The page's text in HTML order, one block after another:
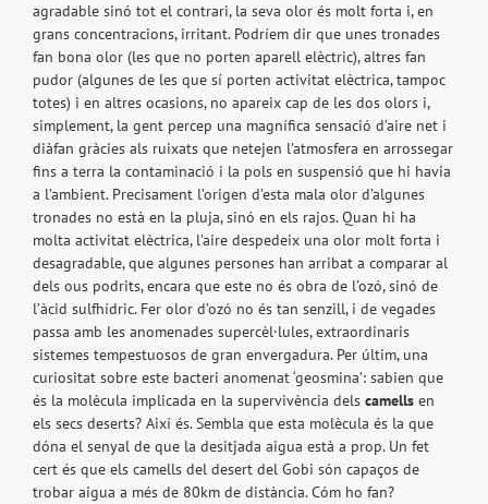
agradable sinó tot el contrari, la seva olor és molt forta i, en
grans concentracions, irritant. Podríem dir que unes tronades
fan bona olor (les que no porten aparell elèctric), altres fan
pudor (algunes de les que sí porten activitat elèctrica, tampoc
totes) i en altres ocasions, no apareix cap de les dos olors i,
simplement, la gent percep una magnífica sensació d’aire net i
diàfan gràcies als ruixats que netejen l’atmosfera en arrossegar
fins a terra la contaminació i la pols en suspensió que hi havia
a l’ambient. Precisament l’origen d’esta mala olor d’algunes
tronades no està en la pluja, sinó en els rajos. Quan hi ha
molta activitat elèctrica, l’aire despedeix una olor molt forta i
desagradable, que algunes persones han arribat a comparar al
dels ous podrits, encara que este no és obra de l’ozó, sinó de
l’àcid sulfhídric. Fer olor d’ozó no és tan senzill, i de vegades
passa amb les anomenades supercèl·lules, extraordinaris
sistemes tempestuosos de gran envergadura. Per últim, una
curiositat sobre este bacteri anomenat ‘geosmina’: sabien que
és la molècula implicada en la supervivència dels camells en
els secs deserts? Així és. Sembla que esta molècula és la que
dóna el senyal de que la desitjada aigua està a prop. Un fet
cert és que els camells del desert del Gobi són capaços de
trobar aigua a més de 80km de distància. Cóm ho fan?